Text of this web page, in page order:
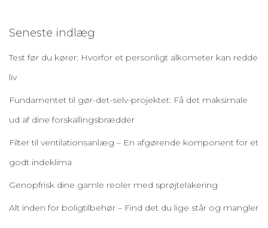
Seneste indlæg
Test før du kører: Hvorfor et personligt alkometer kan redde
liv
Fundamentet til gør-det-selv-projektet: Få det maksimale
ud af dine forskallingsbrædder
Filter til ventilationsanlæg – En afgørende komponent for et
godt indeklima
Genopfrisk dine gamle reoler med sprøjtelakering
Alt inden for boligtilbehør – Find det du lige står og mangler